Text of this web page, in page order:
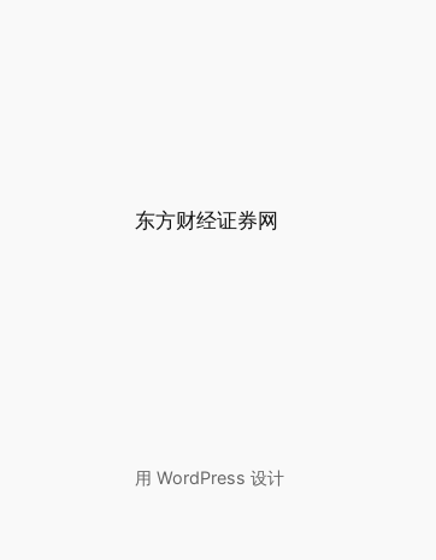
东方财经证券网
用 WordPress 设计